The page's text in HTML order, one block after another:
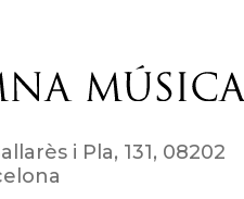
i Pla, 131, 08202